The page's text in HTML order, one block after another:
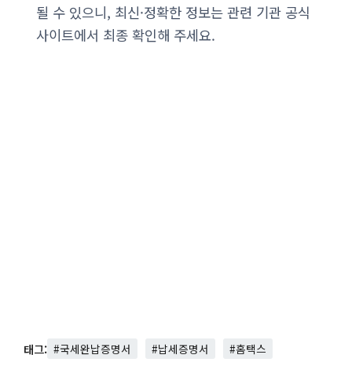
될 수 있으니, 최신·정확한 정보는 관련 기관 공식
사이트에서 최종 확인해 주세요.
태그: #국세완납증명서 #납세증명서 #홈택스